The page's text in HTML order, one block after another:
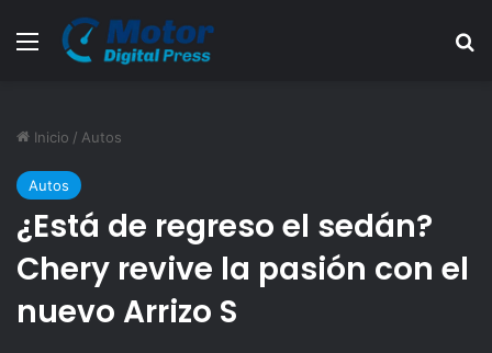
Menú
Inicio / Autos
Autos
¿Está de regreso el sedán?
Chery revive la pasión con el
nuevo Arrizo S